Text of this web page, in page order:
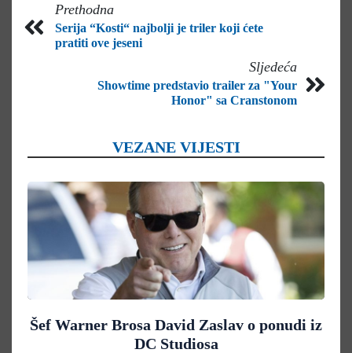
Prethodna
Serija “Kosti“ najbolji je triler koji ćete
pratiti ove jeseni
Sljedeća
Showtime predstavio trailer za "Your
Honor" sa Cranstonom
VEZANE VIJESTI
Šef Warner Brosa David Zaslav o ponudi iz
DC Studiosa